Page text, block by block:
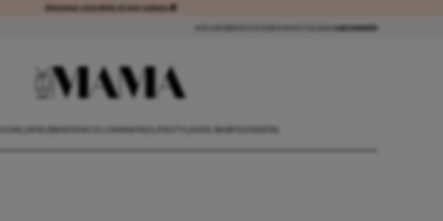
Abonneer voordelig of met cadeau 🎁Abonneer voordelig of met cadeau 🎁
ABONNEER